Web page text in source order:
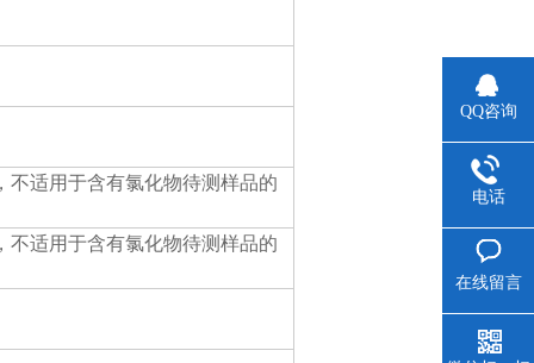
不适用于含有氯化物待测样品的
不适用于含有氯化物待测样品的
QQ咨询
电话
在线留言